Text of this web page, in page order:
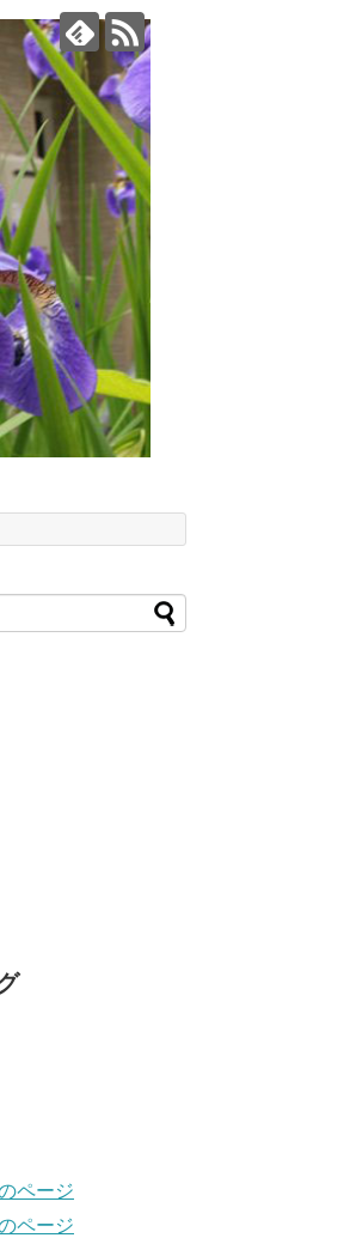
ページ
ページ